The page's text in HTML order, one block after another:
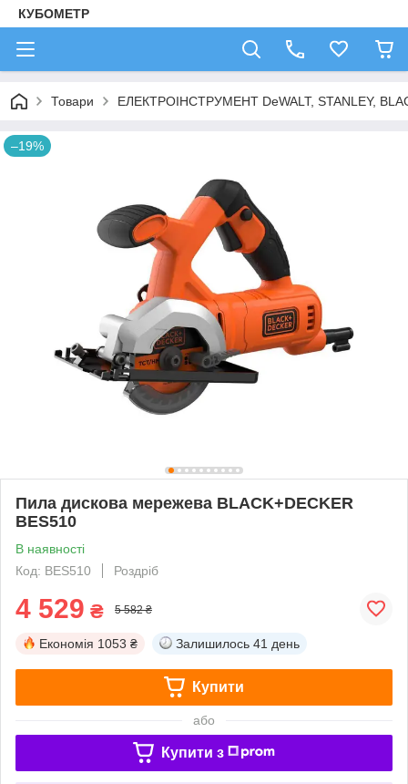
КУБОМЕТР
Товари ЕЛЕКТРОІНСТРУМЕНТ DeWALT, STANLEY,
–19%
Пила дискова мережева BLACK+DECKER
BES510
В наявності
Код: BES510
Роздріб
4 529 ₴ 5 582 ₴
Економія 1053 ₴ Залишилось 41 день
Купити
або
Купити з